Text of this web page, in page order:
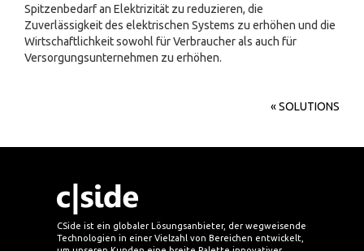
Spitzenbedarf an Elektrizität zu reduzieren, die
Zuverlässigkeit des elektrischen Systems zu erhöhen und die
Wirtschaftlichkeit sowohl für Verbraucher als auch für
Versorgungsunternehmen zu erhöhen.
« SOLUTIONS
CSide ist ein globaler Lösungsanbieter, der wegweisende
Technologien in einer Vielzahl von Bereichen entwickelt,